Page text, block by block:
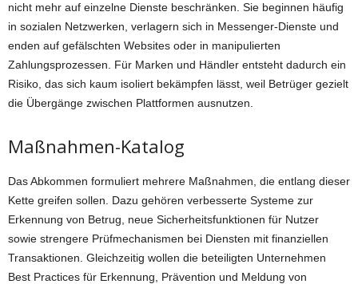
nicht mehr auf einzelne Dienste beschränken. Sie beginnen häufig
in sozialen Netzwerken, verlagern sich in Messenger-Dienste und
enden auf gefälschten Websites oder in manipulierten
Zahlungsprozessen. Für Marken und Händler entsteht dadurch ein
Risiko, das sich kaum isoliert bekämpfen lässt, weil Betrüger gezielt
die Übergänge zwischen Plattformen ausnutzen.
Maßnahmen-Katalog
Das Abkommen formuliert mehrere Maßnahmen, die entlang dieser
Kette greifen sollen. Dazu gehören verbesserte Systeme zur
Erkennung von Betrug, neue Sicherheitsfunktionen für Nutzer
sowie strengere Prüfmechanismen bei Diensten mit finanziellen
Transaktionen. Gleichzeitig wollen die beteiligten Unternehmen
Best Practices für Erkennung, Prävention und Meldung von